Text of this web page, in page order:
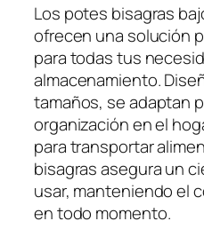
a
j
o
m
e
d
i
a
n
o
Los potes bisagras
ofrecen una solución
para todas tus
almacenamiento.
tamaños, se adaptan
organización en el
para transportar
bisagras asegura un
usar, manteniendo el
en todo momento.